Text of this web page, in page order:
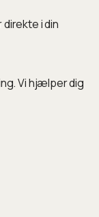
i din
Vi hjælper dig